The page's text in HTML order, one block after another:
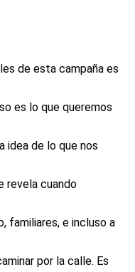
de esta campaña es
es lo que queremos
idea de lo que nos
revela cuando
familiares, e incluso a
por la calle. Es